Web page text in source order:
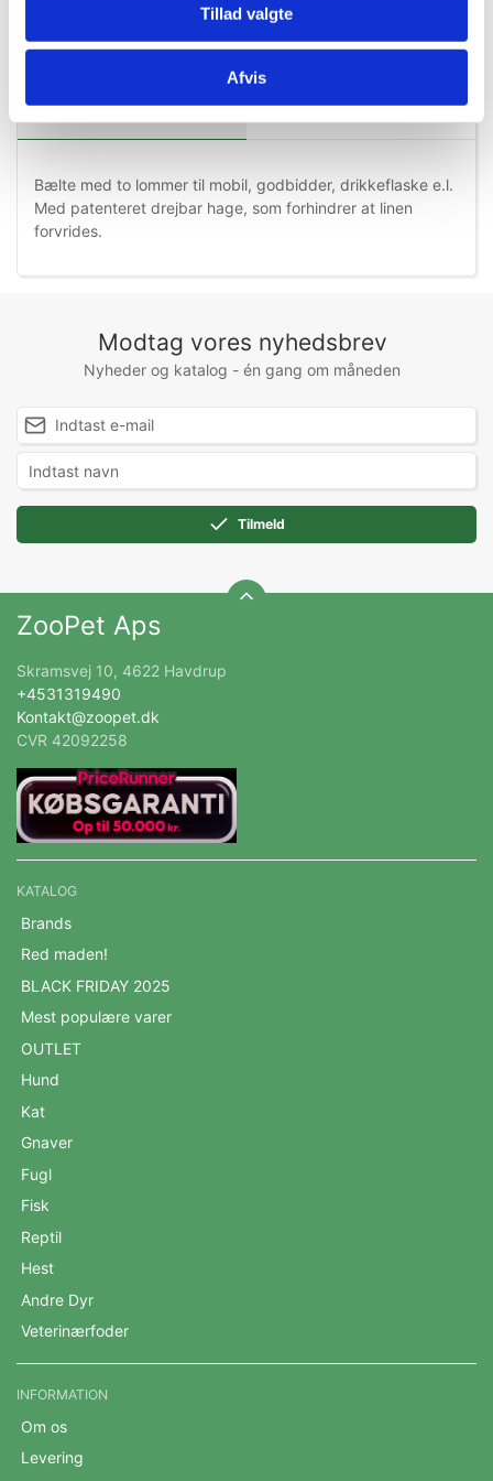
Tillad valgte
Afvis
Information Specifikationer
Bælte med to lommer til mobil, godbidder, drikkeflaske e.l.
Med patenteret drejbar hage, som forhindrer at linen
forvrides.
Modtag vores nyhedsbrev
Nyheder og katalog - én gang om måneden
Tilmeld
ZooPet Aps
Skramsvej 10, 4622 Havdrup
+4531319490
Kontakt@zoopet.dk
CVR 42092258
KATALOG
Brands
Red maden!
BLACK FRIDAY 2025
Mest populære varer
OUTLET
Hund
Kat
Gnaver
Fugl
Fisk
Reptil
Hest
Andre Dyr
Veterinærfoder
INFORMATION
Om os
Levering